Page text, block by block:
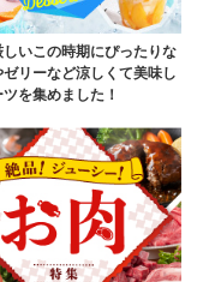
しいこの時期にぴったりな
ゼリーなど涼しくて美味し
を集めました！